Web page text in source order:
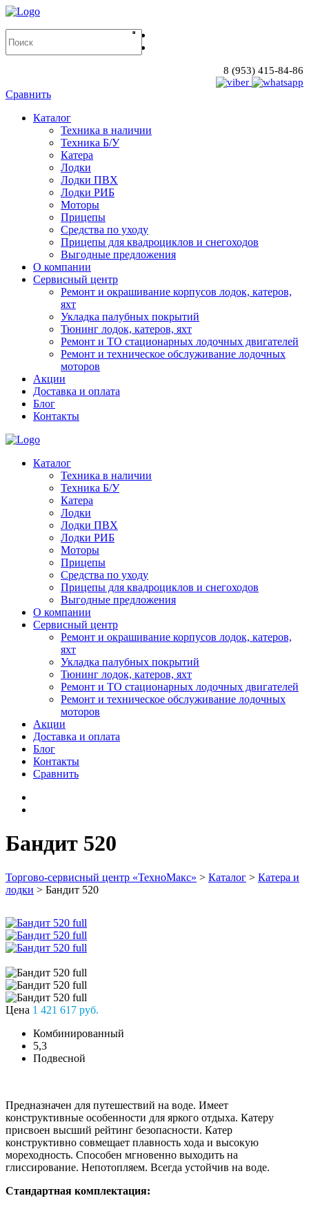
8 (953) 415-84-86
Сравнить
Каталог
Техника в наличии
Техника Б/У
Катера
Лодки
Лодки ПВХ
Лодки РИБ
Моторы
Прицепы
Средства по уходу
Прицепы для квадроциклов и снегоходов
Выгодные предложения
О компании
Сервисный центр
Ремонт и окрашивание корпусов лодок, катеров,
яхт
Укладка палубных покрытий
Тюнинг лодок, катеров, яхт
Ремонт и ТО стационарных лодочных двигателей
Ремонт и техническое обслуживание лодочных
моторов
Акции
Доставка и оплата
Блог
Контакты
Каталог
Техника в наличии
Техника Б/У
Катера
Лодки
Лодки ПВХ
Лодки РИБ
Моторы
Прицепы
Средства по уходу
Прицепы для квадроциклов и снегоходов
Выгодные предложения
О компании
Сервисный центр
Ремонт и окрашивание корпусов лодок, катеров,
яхт
Укладка палубных покрытий
Тюнинг лодок, катеров, яхт
Ремонт и ТО стационарных лодочных двигателей
Ремонт и техническое обслуживание лодочных
моторов
Акции
Доставка и оплата
Блог
Контакты
Сравнить
Бандит 520
Торгово-сервисный центр «ТехноМакс» > Каталог > Катера и
лодки > Бандит 520
Цена 1 421 617 руб.
Комбинированный
5,3
Подвесной
Предназначен для путешествий на воде. Имеет
конструктивные особенности для яркого отдыха. Катеру
присвоен высший рейтинг безопасности. Катер
конструктивно совмещает плавность хода и высокую
мореходность. Способен мгновенно выходить на
глиссирование. Непотопляем. Всегда устойчив на воде.
Стандартная комплектация: